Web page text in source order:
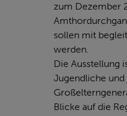
zum Dezember
sollen mit
werden.
Die Ausstellung
Jugendliche und
Blicke auf die